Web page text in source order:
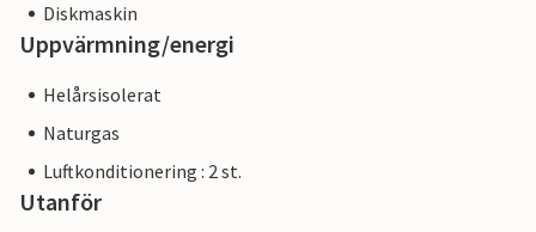
Diskmaskin
Uppvärmning/energi
Helårsisolerat
Naturgas
Luftkonditionering : 2 st.
Utanför